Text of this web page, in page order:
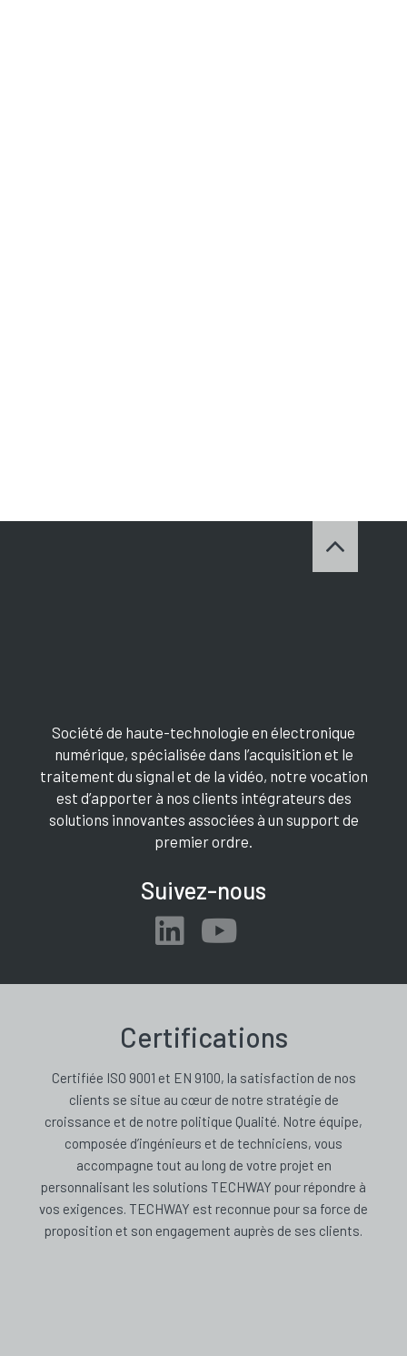
Société de haute-technologie en électronique
numérique, spécialisée dans l’acquisition et le
traitement du signal et de la vidéo, notre vocation
est d’apporter à nos clients intégrateurs des
solutions innovantes associées à un support de
premier ordre.
Suivez-nous
Certifications
Certifiée ISO 9001 et EN 9100, la satisfaction de nos
clients se situe au cœur de notre stratégie de
croissance et de notre politique Qualité. Notre équipe,
composée d’ingénieurs et de techniciens, vous
accompagne tout au long de votre projet en
personnalisant les solutions TECHWAY pour répondre à
vos exigences. TECHWAY est reconnue pour sa force de
proposition et son engagement auprès de ses clients.